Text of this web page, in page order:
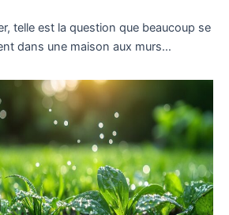
telle est la question que beaucoup se
dans une maison aux murs…